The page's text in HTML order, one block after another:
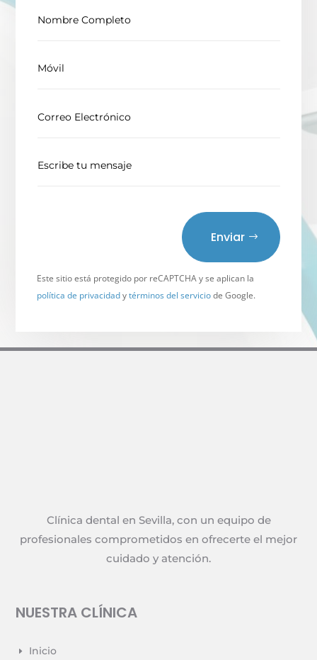
Enviar
Este sitio está protegido por reCAPTCHA y se aplican la
política de privacidadytérminos del serviciode Google.
Clínica dental en Sevilla, con un equipo de
profesionales comprometidos en ofrecerte el mejor
cuidado y atención.
NUESTRA CLÍNICA
E Inicio